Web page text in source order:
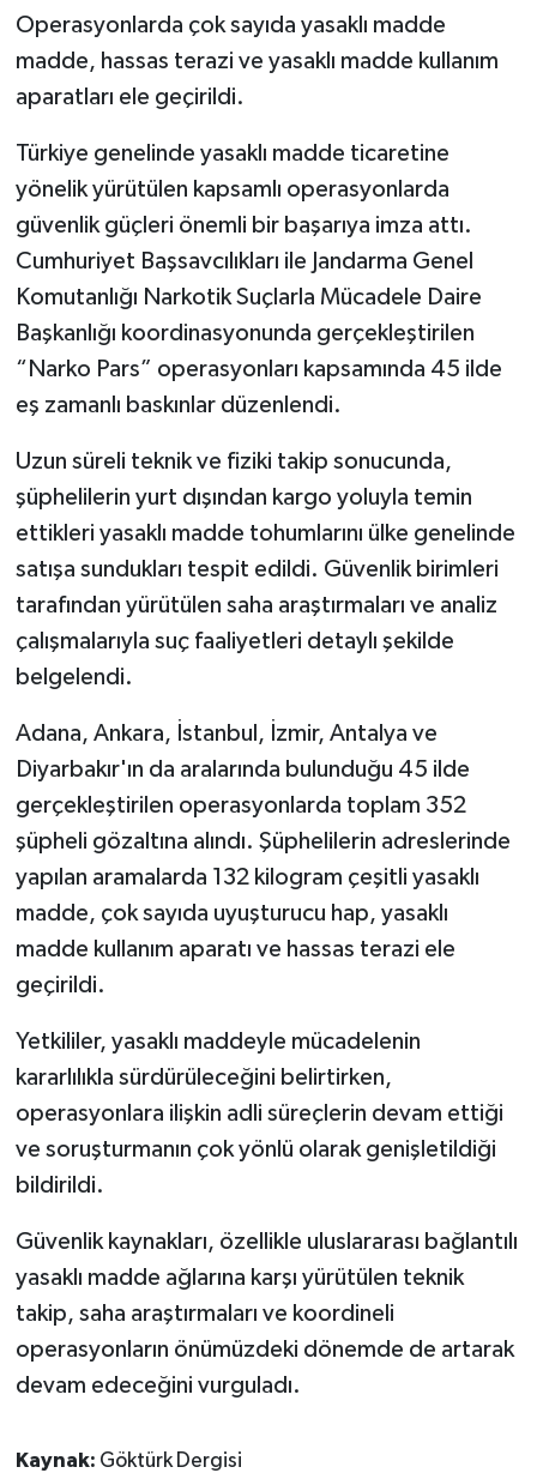
Operasyonlarda çok sayıda yasaklı madde
madde, hassas terazi ve yasaklı madde kullanım
aparatları ele geçirildi.
Türkiye genelinde yasaklı madde ticaretine
yönelik yürütülen kapsamlı operasyonlarda
güvenlik güçleri önemli bir başarıya imza attı.
Cumhuriyet Başsavcılıkları ile Jandarma Genel
Komutanlığı Narkotik Suçlarla Mücadele Daire
Başkanlığı koordinasyonunda gerçekleştirilen
“Narko Pars” operasyonları kapsamında 45 ilde
eş zamanlı baskınlar düzenlendi.
Uzun süreli teknik ve fiziki takip sonucunda,
şüphelilerin yurt dışından kargo yoluyla temin
ettikleri yasaklı madde tohumlarını ülke genelinde
satışa sundukları tespit edildi. Güvenlik birimleri
tarafından yürütülen saha araştırmaları ve analiz
çalışmalarıyla suç faaliyetleri detaylı şekilde
belgelendi.
Adana, Ankara, İstanbul, İzmir, Antalya ve
Diyarbakır'ın da aralarında bulunduğu 45 ilde
gerçekleştirilen operasyonlarda toplam 352
şüpheli gözaltına alındı. Şüphelilerin adreslerinde
yapılan aramalarda 132 kilogram çeşitli yasaklı
madde, çok sayıda uyuşturucu hap, yasaklı
madde kullanım aparatı ve hassas terazi ele
geçirildi.
Yetkililer, yasaklı maddeyle mücadelenin
kararlılıkla sürdürüleceğini belirtirken,
operasyonlara ilişkin adli süreçlerin devam ettiği
ve soruşturmanın çok yönlü olarak genişletildiği
bildirildi.
Güvenlik kaynakları, özellikle uluslararası bağlantılı
yasaklı madde ağlarına karşı yürütülen teknik
takip, saha araştırmaları ve koordineli
operasyonların önümüzdeki dönemde de artarak
devam edeceğini vurguladı.
Kaynak: Göktürk Dergisi
YAŞAM